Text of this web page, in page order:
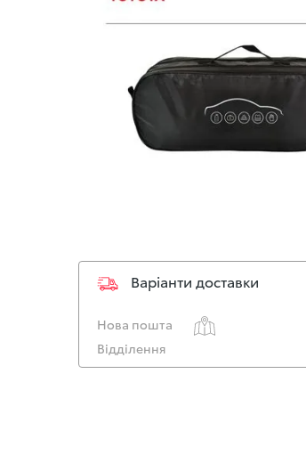
Варіанти доставки
Нова пошта
Відділення